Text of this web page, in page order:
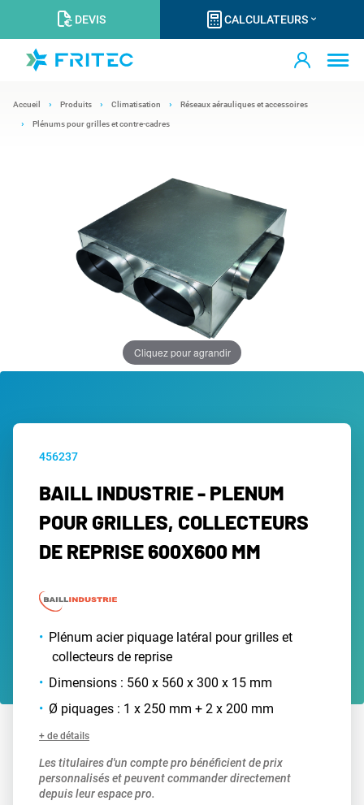
DEVIS CALCULATEURS
Accueil Produits Climatisation Réseaux aérauliques et accessoires
Plénums pour grilles et contre-cadres
Cliquez pour agrandir
456237
BAILL INDUSTRIE - PLENUM
POUR GRILLES, COLLECTEURS
DE REPRISE 600X600 MM
Plénum acier piquage latéral pour grilles et
collecteurs de reprise
Dimensions : 560 x 560 x 300 x 15 mm
Ø piquages : 1 x 250 mm + 2 x 200 mm
+ de détails
Les titulaires d'un compte pro bénéficient de prix
personnalisés et peuvent commander directement
depuis leur espace pro.